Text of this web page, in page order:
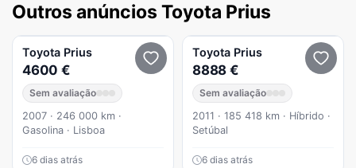
Outros anúncios Toyota Prius
Toyota Prius
4600 €
Sem avaliação
2007 · 246 000 km ·
Gasolina · Lisboa
6 dias atrás
Toyota Prius
8888 €
Sem avaliação
2011 · 185 418 km · Híbrido ·
Setúbal
6 dias atrás